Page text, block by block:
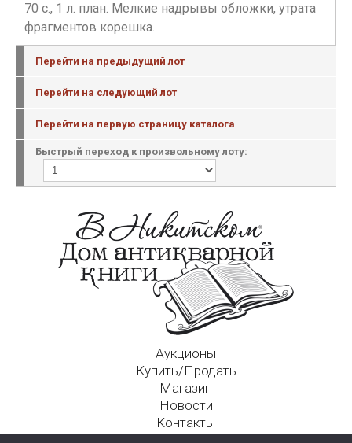
70 с., 1 л. план. Мелкие надрывы обложки, утрата
фрагментов корешка.
Перейти на предыдущий лот
Перейти на следующий лот
Перейти на первую страницу каталога
Быстрый переход к произвольному лоту:
Аукционы
Купить/Продать
Магазин
Новости
Контакты